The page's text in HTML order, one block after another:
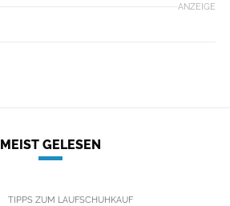
ANZEIGE
MEIST GELESEN
TIPPS ZUM LAUFSCHUHKAUF